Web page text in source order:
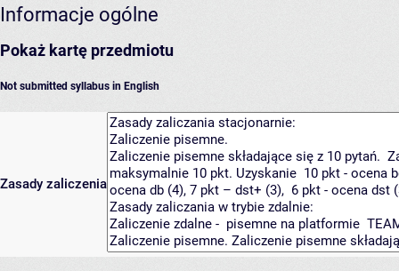
Informacje ogólne
Pokaż kartę przedmiotu
Not submitted syllabus in English
Zasady zaliczenia